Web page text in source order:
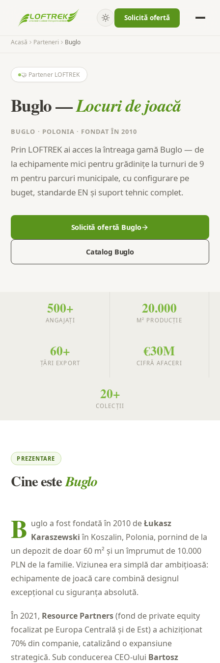
Solicită ofertă
Acasă Parteneri Buglo
🤝 Partener LOFTREK
Buglo —Locuri de joacă
BUGLO · POLONIA · FONDAT ÎN 2010
Prin LOFTREK ai acces la întreaga gamă Buglo — de
la echipamente mici pentru grădinițe la turnuri de 9
m pentru parcuri municipale, cu configurare pe
buget, standarde EN și suport tehnic complet.
Solicită ofertă Buglo
Catalog Buglo
500+
ANGAJAȚI
20.000
M² PRODUCȚIE
60+
ȚĂRI EXPORT
€30M
CIFRĂ AFACERI
20+
COLECȚII
PREZENTARE
Cine esteBuglo
B uglo a fost fondată în 2010 deŁukasz
Karaszewskiîn Koszalin, Polonia, pornind de la
un depozit de doar 60 m² și un împrumut de 10.000
PLN de la familie. Viziunea era simplă dar ambițioasă:
echipamente de joacă care combină designul
excepțional cu siguranța absolută.
În 2021, Resource Partners(fond de private equity
focalizat pe Europa Centrală și de Est) a achiziționat
70% din companie, catalizând o expansiune
strategică. Sub conducerea CEO-ului Bartosz